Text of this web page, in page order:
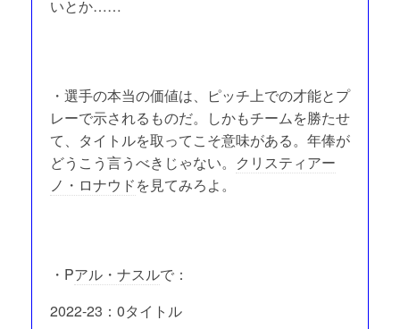
いとか……
・選手の本当の価値は、ピッチ上での才能とプ
レーで示されるものだ。しかもチームを勝たせ
て、タイトルを取ってこそ意味がある。年俸が
どうこう言うべきじゃない。 クリスティアー
ノ・ロナウドを見てみろよ。
・Pアル・ナスルで：
2022-23：0タイトル